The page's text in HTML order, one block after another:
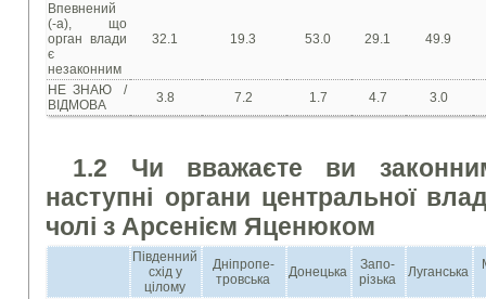
Впевнений
(-а), що
орган влади
є
незаконним
32.1 19.3 53.0 29.1 49.9
НЕ ЗНАЮ /
ВІДМОВА
3.8 7.2 1.7 4.7 3.0
1.2 Чи вважаєте ви
наступні органи центральної
чолі з Арсенієм Яценюком
Південний
схід у
цілому
Дніпропе-
тровська
Донецька
Запо-
різька
Луганська